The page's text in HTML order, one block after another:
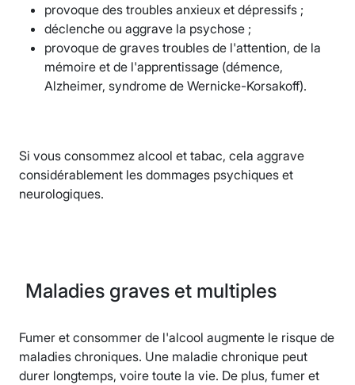
provoque des troubles anxieux et dépressifs ;
déclenche ou aggrave la psychose ;
provoque de graves troubles de l'attention, de la
mémoire et de l'apprentissage (démence,
Alzheimer, syndrome de Wernicke-Korsakoff).
Si vous consommez alcool et tabac, cela aggrave
considérablement les dommages psychiques et
neurologiques.
Maladies graves et multiples
Fumer et consommer de l'alcool augmente le risque de
maladies chroniques. Une maladie chronique peut
durer longtemps, voire toute la vie. De plus, fumer et